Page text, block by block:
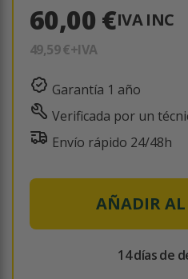
60,00 €IVA INC
49,59 €+IVA
Garantía 1 año
Verificada por un
Envío rápido 24/48h
AÑADIR
14 días de